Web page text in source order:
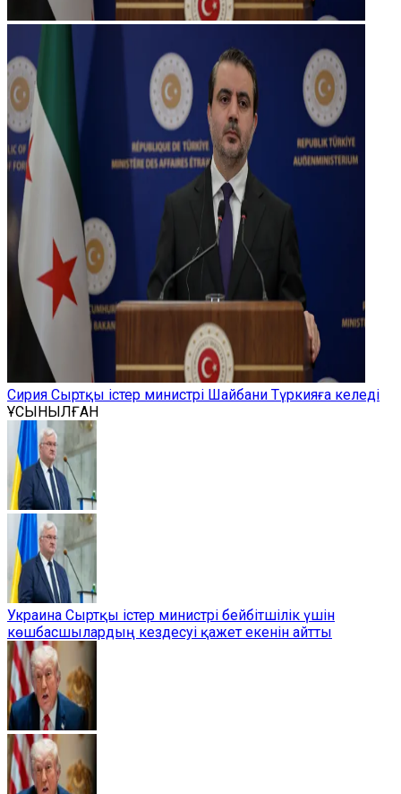
Сирия Сыртқы істер министрі Шайбани Түркияға келеді
ҰСЫНЫЛҒАН
Украина Сыртқы істер министрі бейбітшілік үшін
көшбасшылардың кездесуі қажет екенін айтты